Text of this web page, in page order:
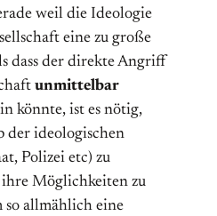
weil die Ideologie
eine zu große
dass der direkte Angriff
unmittelbar
könnte, ist es nötig,
der ideologischen
Polizei etc) zu
ihre Möglichkeiten zu
so allmählich eine